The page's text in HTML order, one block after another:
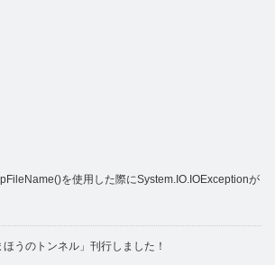
を使用した際にSystem.IO.IOExceptionが
うのトンネル」刊行しました！